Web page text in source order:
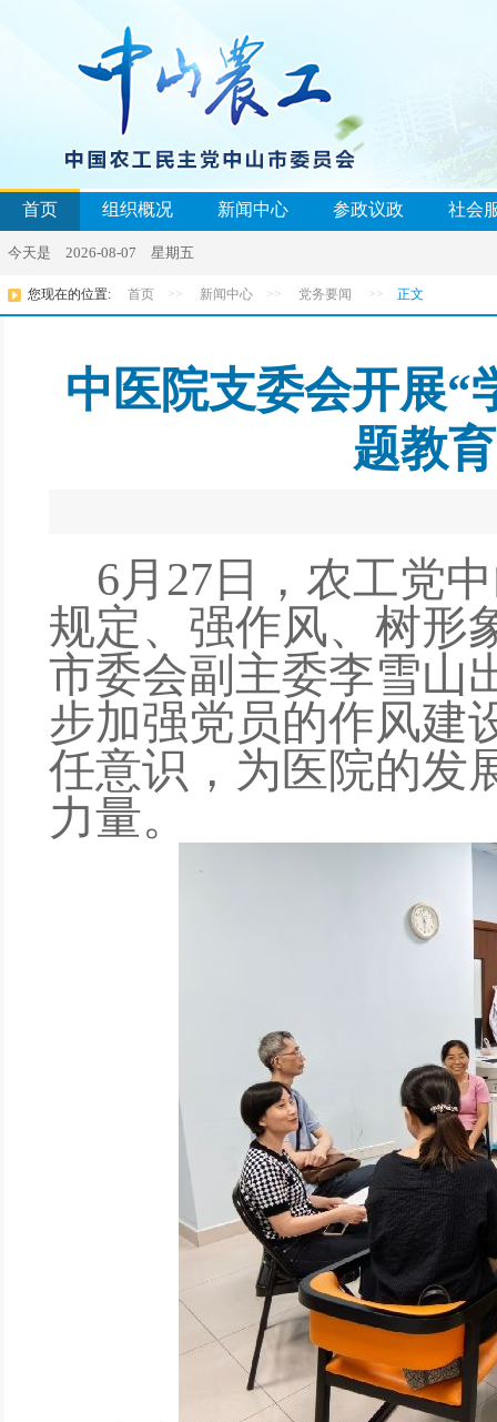
首页 组织概况 新闻中心 参政议政 社会
今天是 2026-08-07 星期五
您现在的位置: 首页 >> 新闻中心 >> 党务要闻 >> 正文
中医院支委会开展“
题教
6月27日，农工党
规定、强作风、树形
市委会副主委李雪山
步加强党员的作风建
任意识，为医院的发
力量。